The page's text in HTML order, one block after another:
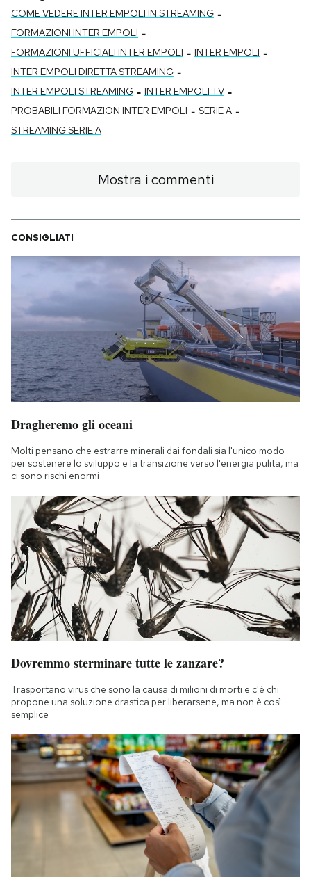
COME VEDERE INTER EMPOLI IN STREAMING -
FORMAZIONI INTER EMPOLI -
FORMAZIONI UFFICIALI INTER EMPOLI - INTER EMPOLI -
INTER EMPOLI DIRETTA STREAMING -
INTER EMPOLI STREAMING - INTER EMPOLI TV -
PROBABILI FORMAZION INTER EMPOLI - SERIE A -
STREAMING SERIE A
Mostra i commenti
CONSIGLIATI
Dragheremo gli oceani
Molti pensano che estrarre minerali dai fondali sia l'unico modo
per sostenere lo sviluppo e la transizione verso l'energia pulita, ma
ci sono rischi enormi
Dovremmo sterminare tutte le zanzare?
Trasportano virus che sono la causa di milioni di morti e c'è chi
propone una soluzione drastica per liberarsene, ma non è così
semplice